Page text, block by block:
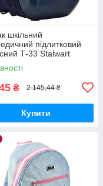
шкільний
підлитковий
Т-33 Stalwart
555521 Yes
₴ 2 145,44 ₴
Купити